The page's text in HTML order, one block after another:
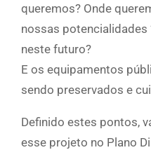
queremos? Onde
nossas potencialidades
neste futuro?
E os equipamentos
sendo preservados e
Definido estes pontos,
esse projeto no Plano